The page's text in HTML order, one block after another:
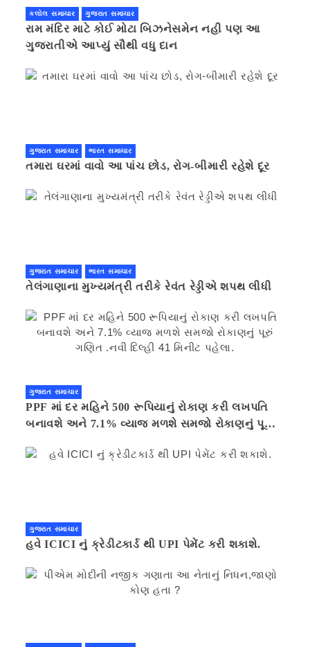
કલોલ સમાચાર ગુજરાત સમાચાર
રામ મંદિર માટે કોઈ મોટા બિઝનેસમેન નહી પણ આ
ગુજરાતીએ આપ્યું સૌથી વધુ દાન
ગુજરાત સમાચાર ભારત સમાચાર
તમારા ઘરમાં વાવો આ પાંચ છોડ, રોગ-બીમારી રહેશે દૂર
ગુજરાત સમાચાર ભારત સમાચાર
તેલંગાણાના મુખ્યમંત્રી તરીકે રેવંત રેડ્ડીએ શપથ લીધી
ગુજરાત સમાચાર
PPF માં દર મહિને 500 રૂપિયાનું રોકાણ કરી લખપતિ
બનાવશે અને 7.1% વ્યાજ મળશે સમજો રોકાણનું પૂરું
ગુજરાત સમાચાર
હવે ICICI નું ક્રેડીટકાર્ડ થી UPI પેમેંટ કરી શકાશે.